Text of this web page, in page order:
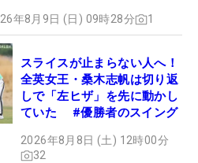
年8月9日 (日) 09時28分 1
スライスが止まらない人へ！
全英女王・桑木志帆は切り返
しで「左ヒザ」を先に動かし
ていた #優勝者のスイング
2026年8月8日 (土) 12時00分
32